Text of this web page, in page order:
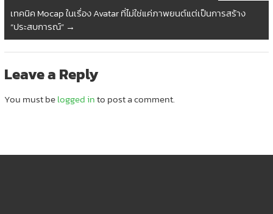
เทคนิค Mocap ในเรื่อง Avatar ที่ไม่ใช่แค่ภาพยนต์แต่เป็นการสร้าง
“ประสบการณ์” →
Leave a Reply
You must belogged into post a comment.